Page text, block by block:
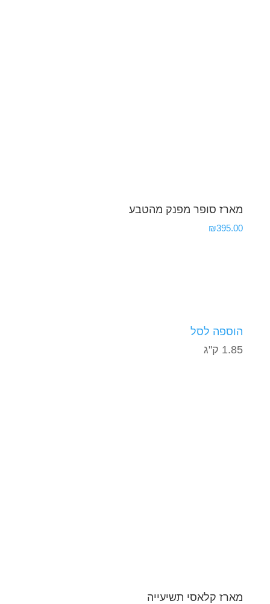
מארז סופר מפנק מהטבע
₪395.00
הוספה לסל
1.85 ק"ג
מארז קלאסי תשיעייה